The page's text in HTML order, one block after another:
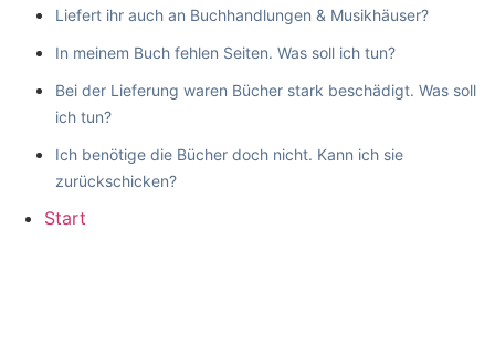
Liefert ihr auch an Buchhandlungen & Musikhäuser?
In meinem Buch fehlen Seiten. Was soll ich tun?
Bei der Lieferung waren Bücher stark beschädigt. Was soll
ich tun?
Ich benötige die Bücher doch nicht. Kann ich sie
zurückschicken?
Start